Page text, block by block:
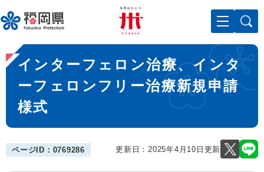
ー
ジ
先
頭
メニューを飛ばして本文へ
本
文
インターフェロン治療、インタ
ーフェロンフリー治療新規申請
様式
ページID：0769286 更新日：2025年4月10日更新